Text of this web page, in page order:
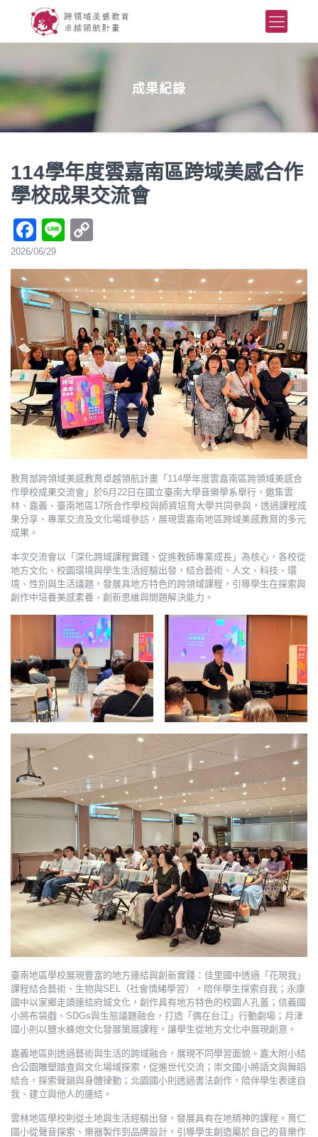
成果紀錄
114學年度雲嘉南區跨域美感合作
學校成果交流會
Facebook
Line
2026/06/29
教育部跨領域美感教育卓越領航計畫「114學年度雲嘉南區跨領域美感合
作學校成果交流會」於6月22日在國立臺南大學音樂學系舉行，邀集雲
林、嘉義、臺南地區17所合作學校與師資培育大學共同參與，透過課程成
果分享、專業交流及文化場域參訪，展現雲嘉南地區跨域美感教育的多元
成果。
本次交流會以「深化跨域課程實踐、促進教師專業成長」為核心，各校從
地方文化、校園環境與學生生活經驗出發，結合藝術、人文、科技、環
境、性別與生活議題，發展具地方特色的跨領域課程，引導學生在探索與
創作中培養美感素養、創新思維與問題解決能力。
臺南地區學校展現豐富的地方連結與創新實踐：佳里國中透過「花現我」
課程結合藝術、生物與SEL（社會情緒學習），陪伴學生探索自我；永康
國中以家鄉走讀連結府城文化，創作具有地方特色的校園人孔蓋；信義國
小將布袋戲、SDGs與生態議題融合，打造「偶在台江」行動劇場；月津
國小則以鹽水蜂炮文化發展策展課程，讓學生從地方文化中展現創意。
嘉義地區則透過藝術與生活的跨域融合，展現不同學習面貌。嘉大附小結
合公園雕塑踏查與文化場域探索，促進世代交流；崇文國小將語文與舞蹈
結合，探索聲韻與身體律動；北園國小則透過書法創作，陪伴學生表達自
我、建立與他人的連結。
雲林地區學校則從土地與生活經驗出發，發展具有在地精神的課程。育仁
國小從聲音探索、樂器製作到品牌設計，引導學生創造屬於自己的音樂作